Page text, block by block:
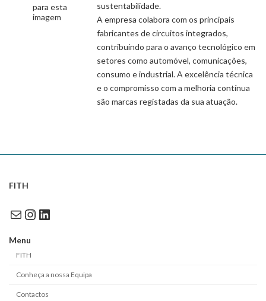
sustentabilidade.
A empresa colabora com os principais
fabricantes de circuitos integrados,
contribuindo para o avanço tecnológico em
setores como automóvel, comunicações,
consumo e industrial. A excelência técnica
e o compromisso com a melhoria contínua
são marcas registadas da sua atuação.
FITH
MailInstagram
LinkedIn
Menu
FITH
Conheça a nossa Equipa
Contactos